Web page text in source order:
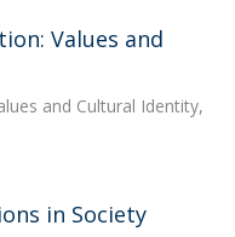
Values and
and Cultural Identity,
in Society